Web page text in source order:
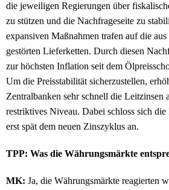
die jeweiligen Regierungen über
zu stützen und die Nachfrageseite zu
expansiven Maßnahmen trafen auf die
gestörten Lieferketten. Durch diesen
zur höchsten Inflation seit dem
Um die Preisstabilität sicherzustellen,
Zentralbanken sehr schnell die Leitzinsen
restriktives Niveau. Dabei schloss sich
erst spät dem neuen Zinszyklus an.
TPP: Was die Währungsmärkte
MK: Ja, die Währungsmärkte reagierten